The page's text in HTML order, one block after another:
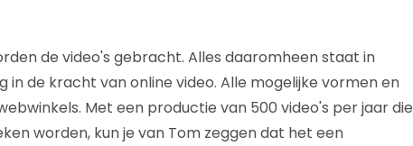
de video's gebracht. Alles daaromheen staat in
in de kracht van online video. Alle mogelijke vormen en
Met een productie van 500 video's per jaar die
worden, kun je van Tom zeggen dat het een